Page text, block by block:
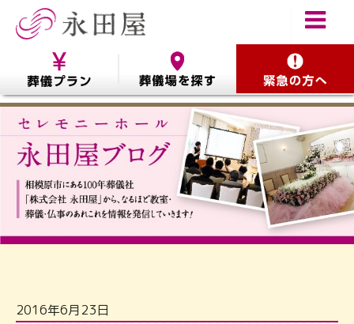
2016年6月23日